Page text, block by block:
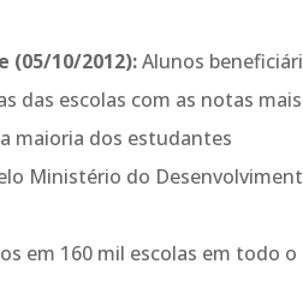
(05/10/2012):Alunos
das escolas com as notas mais
maioria dos estudantes
Ministério do
em 160 mil escolas em todo o